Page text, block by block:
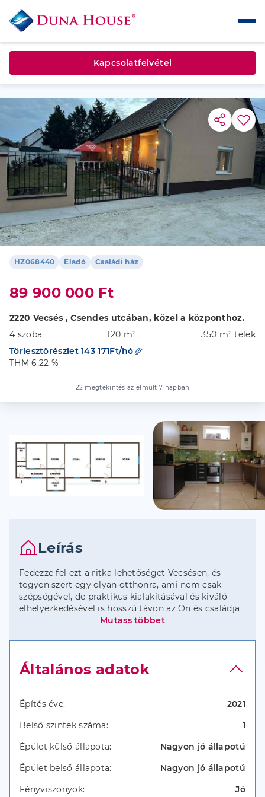
HZ068440 Eladó Családi ház
89 900 000 Ft
2220 Vecsés , Csendes utcában, közel a központhoz.
4 szoba
120 m²
350 m² telek
Törlesztőrészlet 143 171Ft/hó
THM 6.22 %
22 megtekintés az elmúlt 7 napban
Leírás
Fedezze fel ezt a ritka lehetőséget Vecsésen, és
tegyen szert egy olyan otthonra, ami nem csak
szépségével, de praktikus kialakításával és kiváló
elhelyezkedésével is hosszú távon az Ön és családja
elégedettségét szolgálja.
A ház Vecsésen található, amely Budapest
lehetőségeket szeretnék élvezni, miközben egy
ingatlan különösen alkalmas lehet két generáció
lakrészekben szeretnének élni, biztosítva ezzel
mindenkinek a magánéletét.
Mutass többet
Általános adatok
Építés éve:
2021
Belső szintek száma:
1
Épület külső állapota:
Nagyon jó állapotú
Épület belső állapota:
Nagyon jó állapotú
Fényviszonyok:
Jó
Kapcsolatfelvétel